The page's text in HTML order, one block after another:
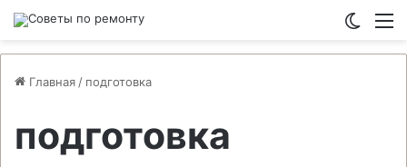
Главная / подготовка
подготовка